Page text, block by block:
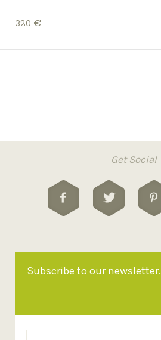
320 €
Get Social
Subscribe to our newsletter.